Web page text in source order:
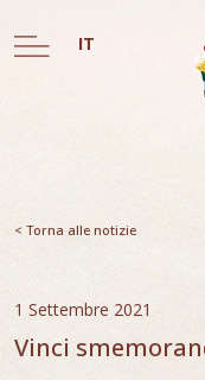
IT
< Torna alle notizie
1 Settembre 2021
Vinci